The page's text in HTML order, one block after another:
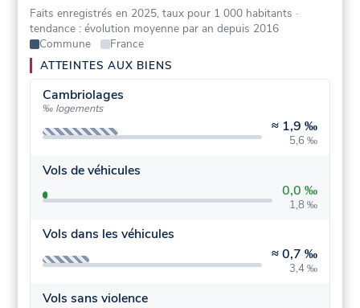
Faits enregistrés en 2025, taux pour 1 000 habitants ·
tendance : évolution moyenne par an depuis 2016
Commune
France
ATTEINTES AUX BIENS
Cambriolages
‰ logements
≈ 1,9 ‰
5,6 ‰
Vols de véhicules
0,0 ‰
1,8 ‰
Vols dans les véhicules
≈0,7 ‰
3,4 ‰
Vols sans violence